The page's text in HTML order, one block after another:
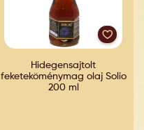
Hidegensajtolt
feketeköménymag olaj Solio
200 ml